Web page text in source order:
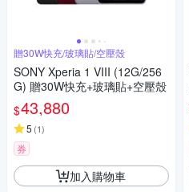
贈30W快充/玻璃貼/空壓殼
SONY Xperia 1 VIII (12G/256
G) 贈30W快充+玻璃貼+空壓殼
$43,880
5 (1)
券
加入購物車